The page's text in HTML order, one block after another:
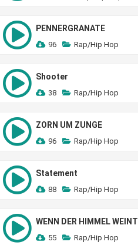
PENNERGRANATE
96 Rap/Hip Hop
Shooter
38 Rap/Hip Hop
ZORN UM ZUNGE
96 Rap/Hip Hop
Statement
88 Rap/Hip Hop
WENN DER HIMMEL WEINT
55 Rap/Hip Hop